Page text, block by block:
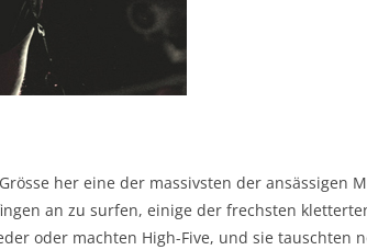
her eine der massivsten der ansässigen
an zu surfen, einige der frechsten
oder machten High-Five, und sie tauschten